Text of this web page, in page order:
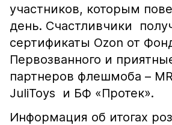
участников, которым
день. Счастливчики
сертификаты Ozon от
Первозванного и
партнеров флешмоба –
JuliToys и БФ «Протек».
Информация об итогах